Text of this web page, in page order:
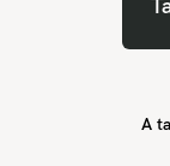
A